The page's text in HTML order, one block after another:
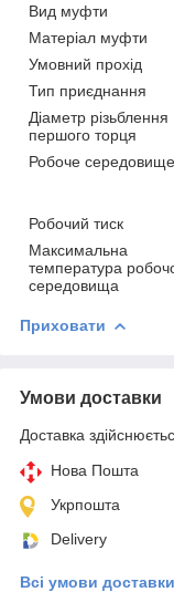
Вид муфти
Матеріал муфти
Умовний прохід
Тип приєднання
Діаметр різьблення
першого торця
Робоче середовище
Робочий тиск
Максимальна
температура
середовища
Приховати
Умови доставки
Доставка
Нова Пошта
Укрпошта
Delivery
Всі умови доставки